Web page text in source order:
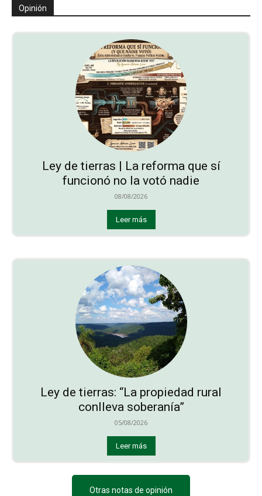
Opinión
Ley de tierras | La reforma que sí
funcionó no la votó nadie
08/08/2026
Leer más
Ley de tierras: “La propiedad rural
conlleva soberanía”
05/08/2026
Leer más
Otras notas de opinión